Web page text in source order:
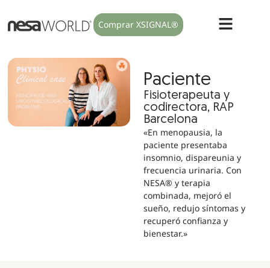
Comprar XSIGNAL®
Paciente
Fisioterapeuta y
codirectora, RAP
Barcelona
«En menopausia, la
paciente presentaba
insomnio, dispareunia y
frecuencia urinaria. Con
NESA® y terapia
combinada, mejoró el
sueño, redujo síntomas y
recuperó confianza y
bienestar.»